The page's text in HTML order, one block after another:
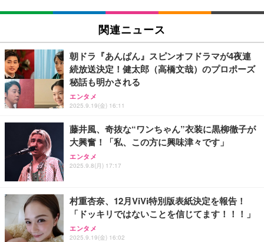
松阪牛 グルメ ハンバーグ 【誕生日ギフトセット】
誕生日プレゼント 高級 ハンバーグ 肉 ギフト 牛肉
食べ物 冷凍 高級 内祝 お返し 人気 お取り寄せ グル
￥4,000
松阪牛 グルメ ハンバーグ【オレンジ花束カード】
松坂牛 花 カード 高級ハンバーグ 肉 ギフト 牛肉 食
べ物 冷凍 高級 プレゼント 内祝 お返し 人気 お取り
￥4,000
父の日ギフト 松阪牛 グルメ ハンバーグ【父の日短
冊 ブルー花束カード】父の日 食べ物 肉 父 お父さん
お中元 ギフト 【TV紹介されました♪】 純系 名古屋
コーチン 燻製 4種 セット おつまみ お取り寄せグル
マイケル・ジャクソン Ｔｈｉｓ Ｉｓ Ｉｔ
ハイスクール・ミュージカル (吹替版)
Shall we ダンス？
INI THE MOVIE『I Need I』
関連ニュース
朝ドラ『あんぱん』スピンオフドラマが4夜連
続放送決定！健太郎（高橋文哉）のプロポーズ
秘話も明かされる
エンタメ
2025.9.19(金) 16:11
藤井風、奇抜な“ワンちゃん”衣装に黒柳徹子が
大興奮！「私、この方に興味津々です」
エンタメ
2025.9.8(月) 17:17
村重杏奈、12月ViVi特別版表紙決定を報告！
「ドッキリではないことを信じてます！！！」
エンタメ
2025.9.19(金) 16:02